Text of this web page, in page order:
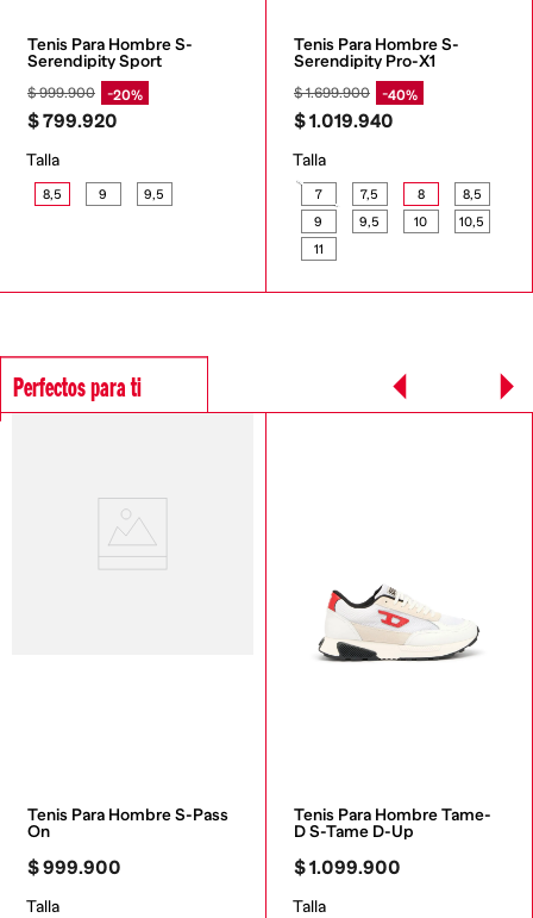
Tenis Para Hombre S-
Serendipity Sport
$999.900 20%
$799.920
Talla
8,5 9 9,5
Tenis Para Hombre S-
Serendipity Pro-X1
$1.699.900 40%
$1.019.940
Talla
7 7,5 8
8,5
9
9,5 10
10,5
11
Perfectos para ti
Tenis Para Hombre S-Pass
On
$999.900
Talla
Tenis Para Hombre Tame-
D S-Tame D-Up
$1.099.900
Talla